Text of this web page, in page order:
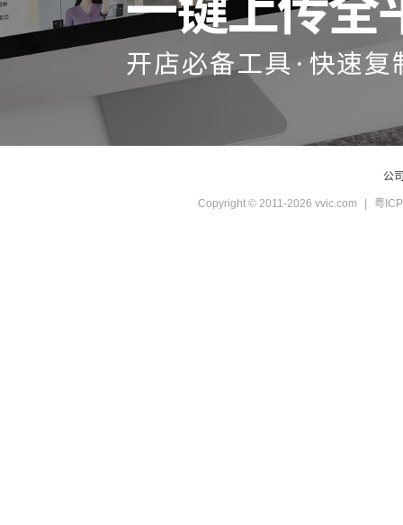
公
Copyright © 2011-2026 vvic.com 粤